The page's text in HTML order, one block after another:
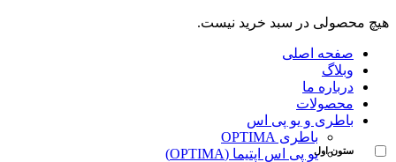
هیچ محصولی در سبد خرید نیست.
صفحه اصلی
وبلاگ
درباره ما
محصولات
ستون اول
باطری و یو پی اس
باطری OPTIMA
یو پی اس اپتیما (OPTIMA)